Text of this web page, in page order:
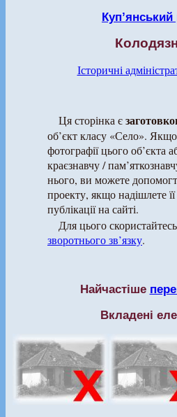
Куп’янський
Історичні
Ця сторінка є
об’єкт класу «Село».
фотографії цього об’єкта
краєзнавчу /
нього, ви можете
проекту, якщо надішлете
публікації на сайті.
Для цього скористайтесь
зворотнього зв’язку.
Найчастіше
Вкладені